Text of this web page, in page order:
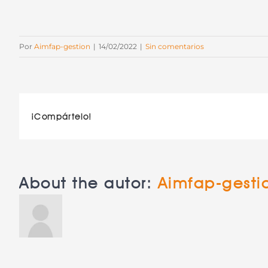
Por Aimfap-gestion | 14/02/2022 | Sin comentarios
¡Compártelo!
About the autor:Aimfap-